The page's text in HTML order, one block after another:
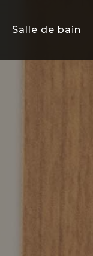
Salle de bain